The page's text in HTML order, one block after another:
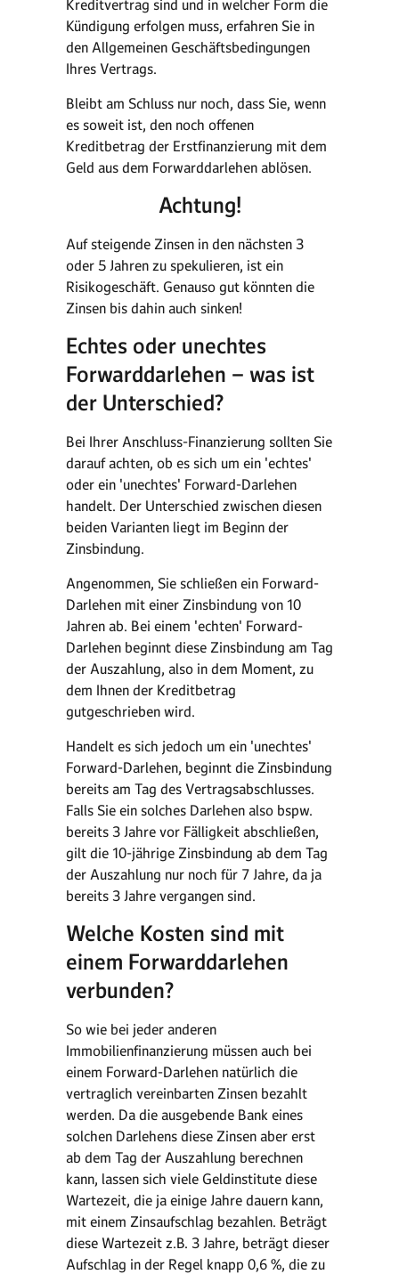
Kreditvertrag sind und in welcher Form die
Kündigung erfolgen muss, erfahren Sie in
den Allgemeinen Geschäftsbedingungen
Ihres Vertrags.
Bleibt am Schluss nur noch, dass Sie, wenn
es soweit ist, den noch offenen
Kreditbetrag der Erstfinanzierung mit dem
Geld aus dem Forwarddarlehen ablösen.
Achtung!
Auf steigende Zinsen in den nächsten 3
oder 5 Jahren zu spekulieren, ist ein
Risikogeschäft. Genauso gut könnten die
Zinsen bis dahin auch sinken!
Echtes oder unechtes
Forwarddarlehen – was ist
der Unterschied?
Bei Ihrer Anschluss-Finanzierung sollten Sie
darauf achten, ob es sich um ein 'echtes'
oder ein 'unechtes' Forward-Darlehen
handelt. Der Unterschied zwischen diesen
beiden Varianten liegt im Beginn der
Zinsbindung.
Angenommen, Sie schließen ein Forward-
Darlehen mit einer Zinsbindung von 10
Jahren ab. Bei einem 'echten' Forward-
Darlehen beginnt diese Zinsbindung am Tag
der Auszahlung, also in dem Moment, zu
dem Ihnen der Kreditbetrag
gutgeschrieben wird.
Handelt es sich jedoch um ein 'unechtes'
Forward-Darlehen, beginnt die Zinsbindung
bereits am Tag des Vertragsabschlusses.
Falls Sie ein solches Darlehen also bspw.
bereits 3 Jahre vor Fälligkeit abschließen,
gilt die 10-jährige Zinsbindung ab dem Tag
der Auszahlung nur noch für 7 Jahre, da ja
bereits 3 Jahre vergangen sind.
Welche Kosten sind mit
einem Forwarddarlehen
verbunden?
So wie bei jeder anderen
Immobilienfinanzierung müssen auch bei
einem Forward-Darlehen natürlich die
vertraglich vereinbarten Zinsen bezahlt
werden. Da die ausgebende Bank eines
solchen Darlehens diese Zinsen aber erst
ab dem Tag der Auszahlung berechnen
kann, lassen sich viele Geldinstitute diese
Wartezeit, die ja einige Jahre dauern kann,
mit einem Zinsaufschlag bezahlen. Beträgt
diese Wartezeit z.B. 3 Jahre, beträgt dieser
Aufschlag in der Regel knapp 0,6 %, die zu